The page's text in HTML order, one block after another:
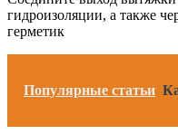
гидроизоляции, а также
герметик
Популярные статьи